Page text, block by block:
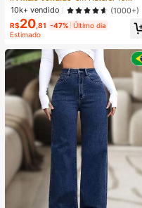
eza CosméTicos Maquiagem Para
Mulheres E Meninas
10k+ vendido
(1000+)
R$20 ,81 -47% Último dia
Estimado